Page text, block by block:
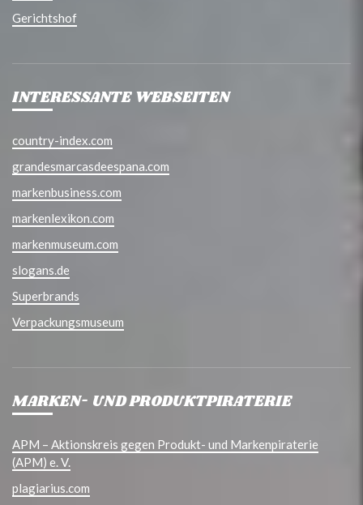
Gerichtshof
INTERESSANTE WEBSEITEN
country-index.com
grandesmarcasdeespana.com
markenbusiness.com
markenlexikon.com
markenmuseum.com
slogans.de
Superbrands
Verpackungsmuseum
MARKEN- UND PRODUKTPIRATERIE
APM – Aktionskreis gegen Produkt- und Markenpiraterie
(APM) e. V.
plagiarius.com